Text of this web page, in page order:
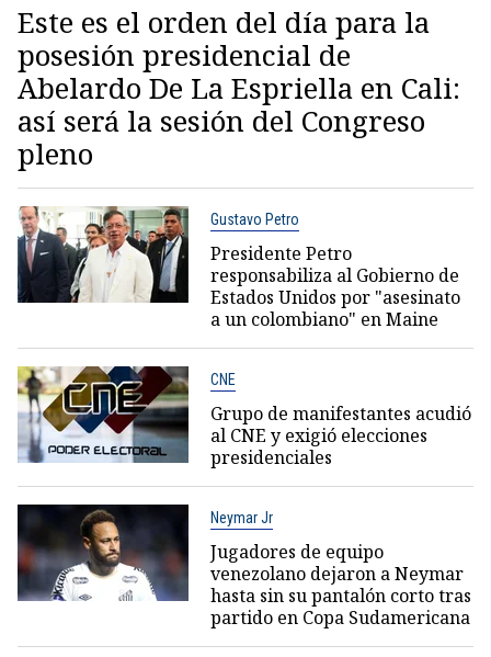
Este es el orden del día para la
posesión presidencial de
Abelardo De La Espriella en Cali:
así será la sesión del Congreso
pleno
Gustavo Petro
Presidente Petro
responsabiliza al Gobierno de
Estados Unidos por "asesinato
a un colombiano" en Maine
CNE
Grupo de manifestantes acudió
al CNE y exigió elecciones
presidenciales
Neymar Jr
Jugadores de equipo
venezolano dejaron a Neymar
hasta sin su pantalón corto tras
partido en Copa Sudamericana